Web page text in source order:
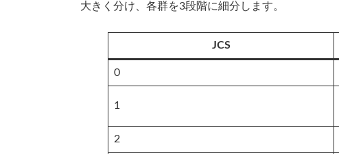
大きく分け、各群を3段階に細分します。
JCS
0
1
2